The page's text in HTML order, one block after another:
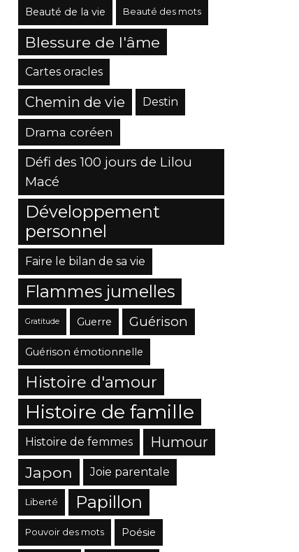
Beauté de la vie Beauté des mots
Blessure de l'âme
Cartes oracles
Chemin de vie Destin
Drama coréen
Défi des 100 jours de Lilou
Macé
Développement
personnel
Faire le bilan de sa vie
Flammes jumelles
Gratitude Guerre Guérison
Guérison émotionnelle
Histoire d'amour
Histoire de famille
Histoire de femmes Humour
Japon Joie parentale
Liberté Papillon
Pouvoir des mots Poésie